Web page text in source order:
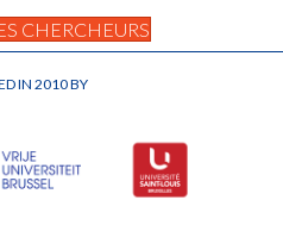
CHERCHEURS
IN 2010 BY